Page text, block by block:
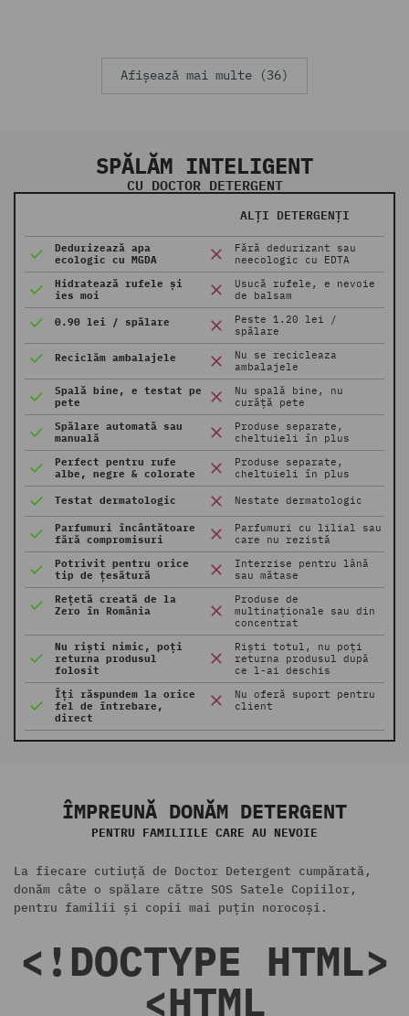
Afișează mai multe (36)
SPĂLĂM INTELIGENT
CU DOCTOR DETERGENT
ALȚI DETERGENȚI
Dedurizează apa
ecologic cu MGDA
Fără dedurizant sau
neecologic cu EDTA
Hidratează rufele și
ies moi
Usucă rufele, e nevoie
de balsam
0.90 lei / spălare
Peste 1.20 lei /
spălare
Reciclăm ambalajele
Nu se recicleaza
ambalajele
Spală bine, e testat pe
pete
Nu spală bine, nu
curăță pete
Spălare automată sau
manuală
Produse separate,
cheltuieli în plus
Perfect pentru rufe
albe, negre & colorate
Produse separate,
cheltuieli în plus
Testat dermatologic Nestate dermatologic
Parfumuri încântătoare
fără compromisuri
Parfumuri cu lilial sau
care nu rezistă
Potrivit pentru orice
tip de țesătură
Interzise pentru lână
sau mătase
Rețetă creată de la
Zero în România
Produse de
multinaționale sau din
concentrat
Nu riști nimic, poți
returna produsul
folosit
Riști totul, nu poți
returna produsul după
ce l-ai deschis
Îți răspundem la orice
fel de întrebare,
direct
Nu oferă suport pentru
client
ÎMPREUNĂ DONĂM DETERGENT
PENTRU FAMILIILE CARE AU NEVOIE
La fiecare cutiuță de Doctor Detergent cumpărată,
donăm câte o spălare către SOS Satele Copiilor,
pentru familii și copii mai puțin norocoși.
<!DOCTYPE HTML>
<HTML